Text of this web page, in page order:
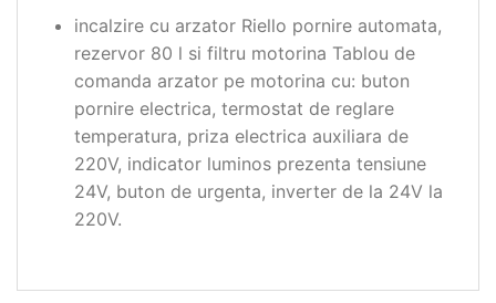
incalzire cu arzator Riello pornire automata,
rezervor 80 l si filtru motorina Tablou de
comanda arzator pe motorina cu: buton
pornire electrica, termostat de reglare
temperatura, priza electrica auxiliara de
220V, indicator luminos prezenta tensiune
24V, buton de urgenta, inverter de la 24V la
220V.